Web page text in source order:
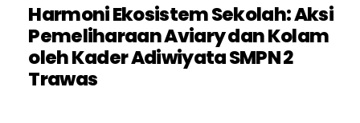
Harmoni Ekosistem Sekolah: Aksi
Pemeliharaan Aviary dan Kolam
oleh Kader Adiwiyata SMPN 2
Trawas